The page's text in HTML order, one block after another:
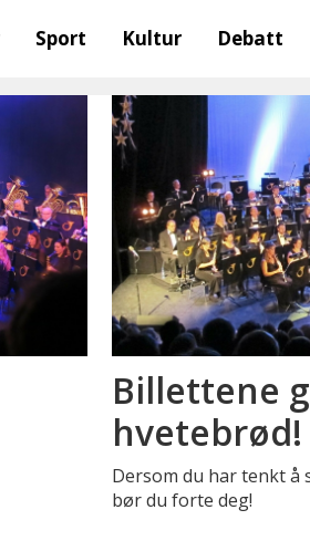
Sport Kultur Debatt
Billettene
hvetebrød!
Dersom du har tenkt å
bør du forte deg!